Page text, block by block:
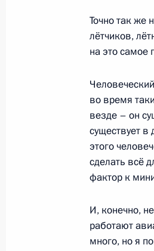
мобильной
3 сентября
Перечень
Президента
Точно так же
лётчиков,
на это самое
во время
везде – он
существует в
этого
сделать всё
фактор к
И, конечно,
работают
много, но я